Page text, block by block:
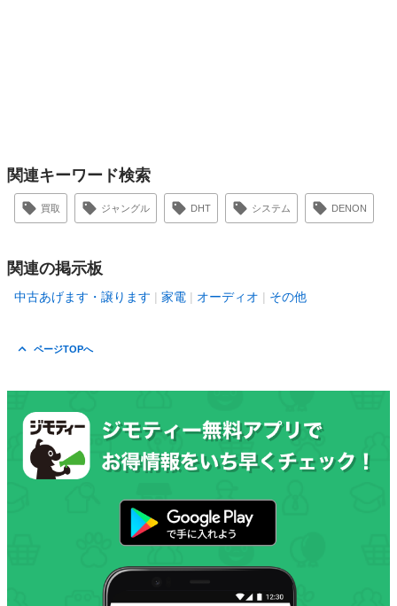
関連キーワード検索
買取 ジャングル DHT システム DENON
関連の掲示板
中古あげます・譲ります 家電 オーディオ その他
ページTOPへ